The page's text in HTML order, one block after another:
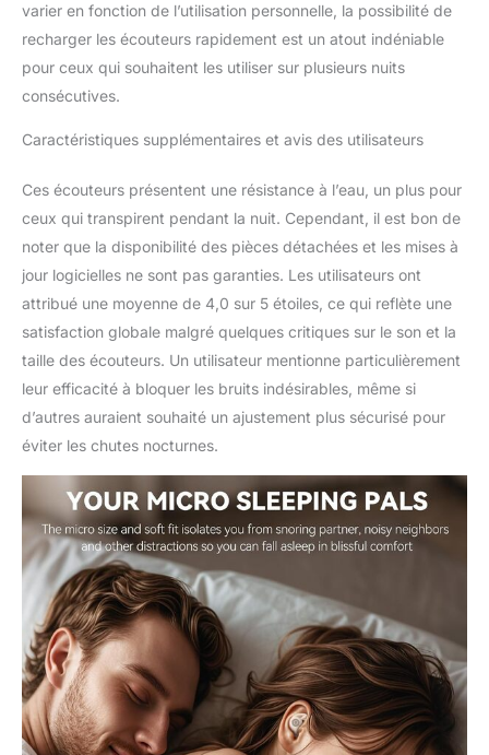
28 heures avec l'étui de
charge pratique
Remarque : les écouteurs
bruit est physiquement
souples branchés dans
les conduits auditifs,
similaires à ceux des
bouchons d'oreilles en
silicone. N'achetez pas si
vous êtes à la recherche
d'écouteurs ANC
varier en fonction de l’utilisation personnelle, la possibilité de
recharger les écouteurs rapidement est un atout indéniable
pour ceux qui souhaitent les utiliser sur plusieurs nuits
consécutives.
Caractéristiques supplémentaires et avis des utilisateurs
Ces écouteurs présentent une résistance à l’eau, un plus pour
ceux qui transpirent pendant la nuit. Cependant, il est bon de
noter que la disponibilité des pièces détachées et les mises à
jour logicielles ne sont pas garanties. Les utilisateurs ont
attribué une moyenne de 4,0 sur 5 étoiles, ce qui reflète une
satisfaction globale malgré quelques critiques sur le son et la
taille des écouteurs. Un utilisateur mentionne particulièrement
leur efficacité à bloquer les bruits indésirables, même si
d’autres auraient souhaité un ajustement plus sécurisé pour
éviter les chutes nocturnes.